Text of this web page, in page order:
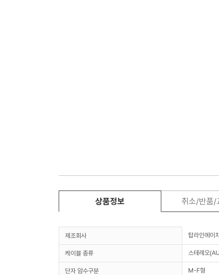
상품정보 취소/반품/
제조회사 탑라인에이
케이블 종류 스테레오
단자 암수구분 M-F형